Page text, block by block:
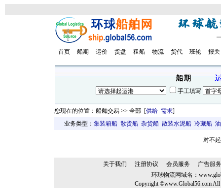
首页 船期 运价 货盘 租船 物流 货代 班轮 报关
手工填写
您现在的位置：船舶交易 >> 全部 [供给 需求]
业务类型： 集装箱船 散货船 杂货船 散装水泥船 冷藏船
对不
关于我们 注册协议 会员服务
广告服务
环球物流网域名：
Copyright ©www.Global56.com All